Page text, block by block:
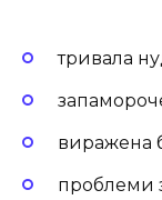
тривала
виражена
проблеми